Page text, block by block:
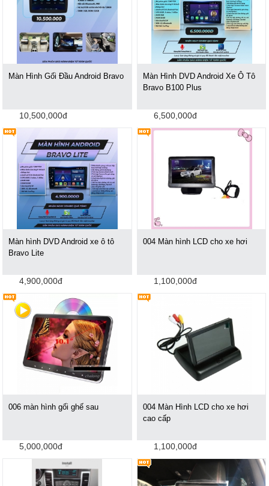
Màn Hình Gối Đầu Android Bravo
10,500,000đ
Màn Hình DVD Android Xe Ô Tô
Bravo B100 Plus
6,500,000đ
Màn hình DVD Android xe ô tô
Bravo Lite
4,900,000đ
004 Màn hình LCD cho xe hơi
1,100,000đ
006 màn hình gối ghế sau
5,000,000đ
004 Màn Hình LCD cho xe hơi
cao cấp
1,100,000đ